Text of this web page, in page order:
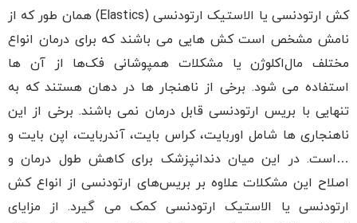
کش ارتودنسی یا الاستیک ارتودنسی (Elastics) همان طور که از
نامش مشخص است کش هایی می باشند که برای درمان انواع
مختلف مال‌اکلوژن یا مشکلات همپوشانی فک‌ها از آن ها
استفاده می شود. برخی از ناهنجار ها در دهان هستند که به
تنهایی با بریس ارتودنسی قابل درمان نمی باشند. برخی از این
ناهنجاری ها شامل اوربایت، کراس بایت، آندربایت، اپن بایت و
…است. در این میان دندانپزشک برای کاهش طول درمان و
اصلاح این مشکلات علاوه بر بریس‌های ارتودنسی از انواع کش
ارتودنسی یا الاستیک ارتودنسی کمک می گیرد. از مزایای